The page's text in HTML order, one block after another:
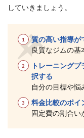
4
厳
選！
たま
プラ
ーザ
ナル
ジム
していきましょう。
質の高い指導が
良質なジムの基
トレーニング
択する
自分の目標や
料金比較のポイ
固定費の割合い